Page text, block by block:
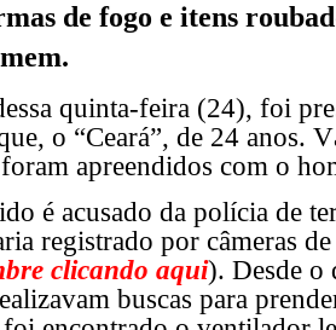
de fogo e itens
quinta-feira (24), foi
o “Ceará”, de 24 anos.
apreendidos com o
é acusado da polícia de
registrado por câmeras
clicando aqui). Desde o
buscas para